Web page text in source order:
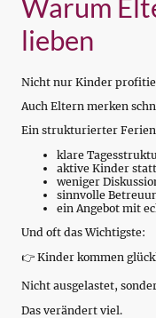
Warum
lieben
Nicht nur Kinder
Auch Eltern merken
Ein strukturierter
klare
aktive Kinder
weniger
sinnvolle
ein Angebot mit
Und oft das Wichtigste:
👉 Kinder kommen
Nicht ausgelastet,
Das verändert viel.